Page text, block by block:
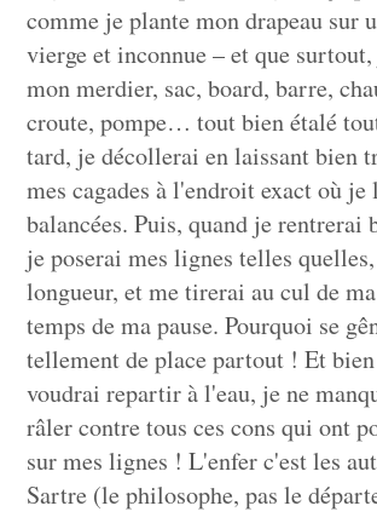
comme je plante mon drapeau sur
vierge et inconnue – et que
mon merdier, sac, board, barre,
croute, pompe… tout bien étalé
tard, je décollerai en laissant bien
mes cagades à l'endroit exact où je
balancées. Puis, quand je rentrerai
je poserai mes lignes telles
longueur, et me tirerai au cul de
temps de ma pause. Pourquoi se
tellement de place partout ! Et
voudrai repartir à l'eau, je ne
râler contre tous ces cons qui ont
sur mes lignes ! L'enfer c'est les
Sartre (le philosophe, pas le